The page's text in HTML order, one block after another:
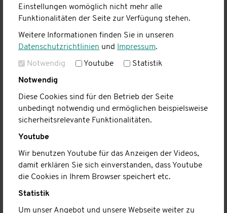
Einstellungen womöglich nicht mehr alle
Funktionalitäten der Seite zur Verfügung stehen.
Weitere Informationen finden Sie in unseren
Datenschutzrichtlinien und Impressum.
Notwendig Youtube Statistik
Notwendig
Diese Cookies sind für den Betrieb der Seite
unbedingt notwendig und ermöglichen beispielsweise
sicherheitsrelevante Funktionalitäten.
Youtube
Wir benutzen Youtube für das Anzeigen der Videos,
damit erklären Sie sich einverstanden, dass Youtube
die Cookies in Ihrem Browser speichert etc.
Statistik
Um unser Angebot und unsere Webseite weiter zu
Jahresende schriftlich geändert werden.
Die Mitgliedschaft endet durch Tod, Austritt oder
Ausschluss. Damit erlöschen alle mitgliedschaftlichen
Rechte und Pflichten.
Ein Mitglied kann mit einer Frist von acht Wochen
Austrittserklärung ist dem Vorstand schriftlich zuzuleiten.
Der Zugang des Schreibens ist der Stichtag für den Beginn
der Frist.
wiederholt gegen die Satzung verstößt. Dem Mitglied ist
ausreichend Gelegenheit zur Rechtfertigung zu geben. Das
betroffene Mitglied kann innerhalb von zwei Wochen nach
Zugang der Ausschlussmitteilung vom Vorstand die
Mitgliederversammlung zum nächstmöglichen Termin
verlangen. Diese beschließt dann endgültig über den